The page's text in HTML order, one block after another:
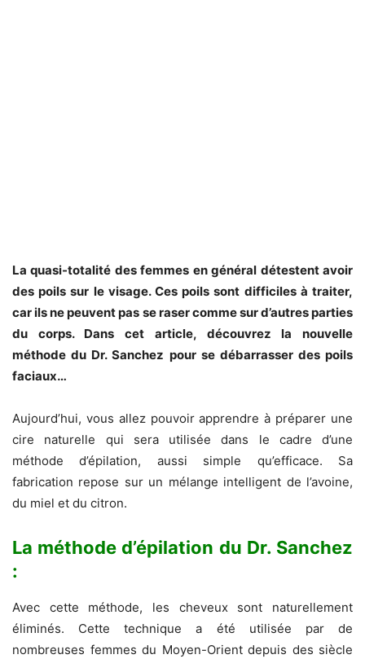
La quasi-totalité des femmes en général détestent avoir
des poils sur le visage. Ces poils sont difficiles à traiter,
car ils ne peuvent pas se raser comme sur d’autres parties
du corps. Dans cet article, découvrez la nouvelle
méthode du Dr. Sanchez pour se débarrasser des poils
faciaux…
Aujourd’hui, vous allez pouvoir apprendre à préparer une
cire naturelle qui sera utilisée dans le cadre d’une
méthode d’épilation, aussi simple qu’efficace. Sa
fabrication repose sur un mélange intelligent de l’avoine,
du miel et du citron.
La méthode d’épilation du Dr. Sanchez
:
Avec cette méthode, les cheveux sont naturellement
éliminés.
Cette technique a été utilisée par de
nombreuses femmes du Moyen-Orient depuis des siècle